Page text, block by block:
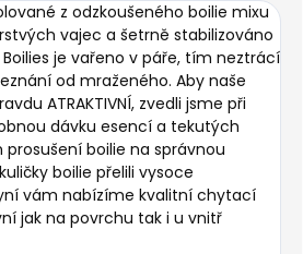
z odzkoušeného boilie mixu
vajec a šetrně stabilizováno
je vařeno v páře, tím neztrácí
od mraženého. Aby naše
ATRAKTIVNÍ, zvedli jsme při
dávku esencí a tekutých
boilie na správnou
boilie přelili vysoce
vám nabízíme kvalitní chytací
jak na povrchu tak i u vnitř